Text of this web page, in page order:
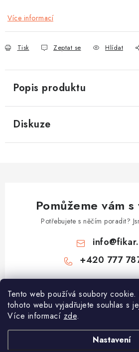
Tento web používá soubory
tohoto webu vyjadřujete souhlas s
Více informací zde.
Nastavení
Více informací
Tisk Zeptat se Hlídat
Popis produktu
Diskuze
Pomůžeme vám
Potřebujete s něčím poradit?
info@
+420 777